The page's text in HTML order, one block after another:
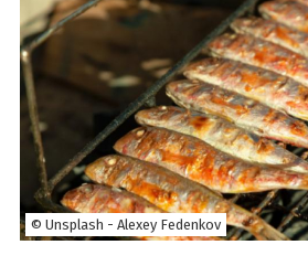
© Unsplash - Alexey Fedenkov